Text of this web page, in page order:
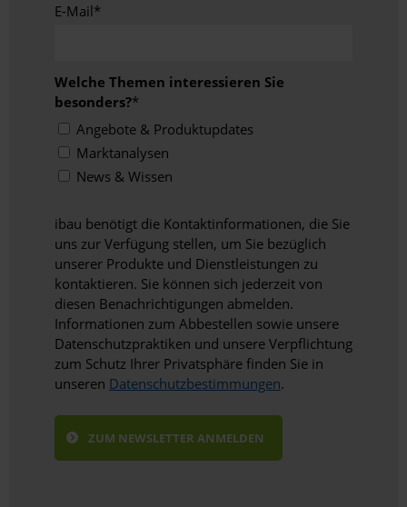
E-Mail*
Welche Themen interessieren Sie
besonders?*
Angebote & Produktupdates
Marktanalysen
News & Wissen
ibau benötigt die Kontaktinformationen, die Sie
uns zur Verfügung stellen, um Sie bezüglich
unserer Produkte und Dienstleistungen zu
kontaktieren. Sie können sich jederzeit von
diesen Benachrichtigungen abmelden.
Informationen zum Abbestellen sowie unsere
Datenschutzpraktiken und unsere Verpflichtung
zum Schutz Ihrer Privatsphäre finden Sie in
unseren Datenschutzbestimmungen.